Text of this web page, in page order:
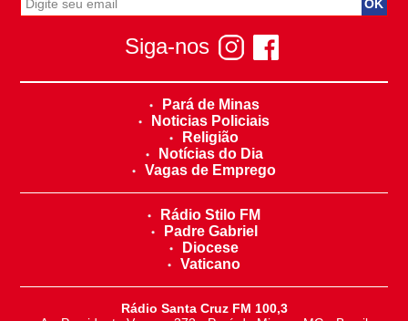
Siga-nos
Pará de Minas
Noticias Policiais
Religião
Notícias do Dia
Vagas de Emprego
Rádio Stilo FM
Padre Gabriel
Diocese
Vaticano
Rádio Santa Cruz FM 100,3